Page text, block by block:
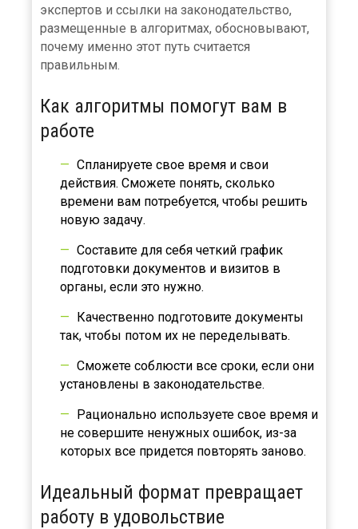
экспертов и ссылки на законодательство,
размещенные в алгоритмах, обосновывают,
почему именно этот путь считается
правильным.
Как алгоритмы помогут вам в
работе
Cпланируете свое время и свои
действия. Сможете понять, сколько
времени вам потребуется, чтобы решить
новую задачу.
Составите для себя четкий график
подготовки документов и визитов в
органы, если это нужно.
Качественно подготовите документы
так, чтобы потом их не переделывать.
Сможете соблюсти все сроки, если они
установлены в законодательстве.
Рационально используете свое время и
не совершите ненужных ошибок, из-за
которых все придется повторять заново.
Идеальный формат превращает
работу в удовольствие